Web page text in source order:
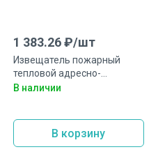
1 383.26₽/шт
Извещатель пожарный
тепловой адресно-
аналоговый максимально-
В наличии
В корзину